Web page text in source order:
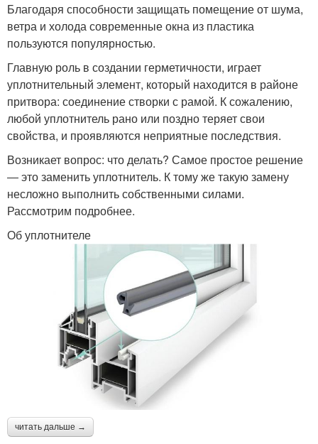
Благодаря способности защищать помещение от шума,
ветра и холода современные окна из пластика
пользуются популярностью.
Главную роль в создании герметичности, играет
уплотнительный элемент, который находится в районе
притвора: соединение створки с рамой. К сожалению,
любой уплотнитель рано или поздно теряет свои
свойства, и проявляются неприятные последствия.
Возникает вопрос: что делать? Самое простое решение
― это заменить уплотнитель. К тому же такую замену
несложно выполнить собственными силами.
Рассмотрим подробнее.
Об уплотнителе
читать дальше →